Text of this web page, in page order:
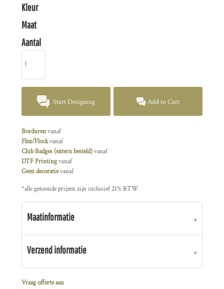
Kleur
Maat
Aantal
Start Designing Add to Cart
Bordurenvanaf
Flex/Flockvanaf
Club Badges (extern besteld)vanaf
DTF Printingvanaf
Geen decoratievanaf
*alle getoonde prijzen zijn inclusief 21% BTW
Maatinformatie
Verzend informatie
Vraag offerte aan